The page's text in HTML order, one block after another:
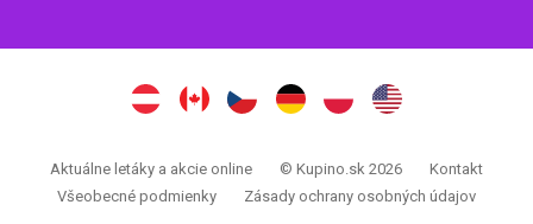
Aktuálne letáky a akcie online © Kupino.sk 2026
Kontakt
Všeobecné podmienky
Zásady ochrany osobných údajov